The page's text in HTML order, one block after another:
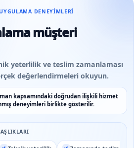
DENEYIMLERI
müşteri
yeterlilik ve teslim zamanlaması
değerlendirmeleri okuyun.
kapsamındaki doğrudan ilişkili hizmet
deneyimleri birlikte gösterilir.